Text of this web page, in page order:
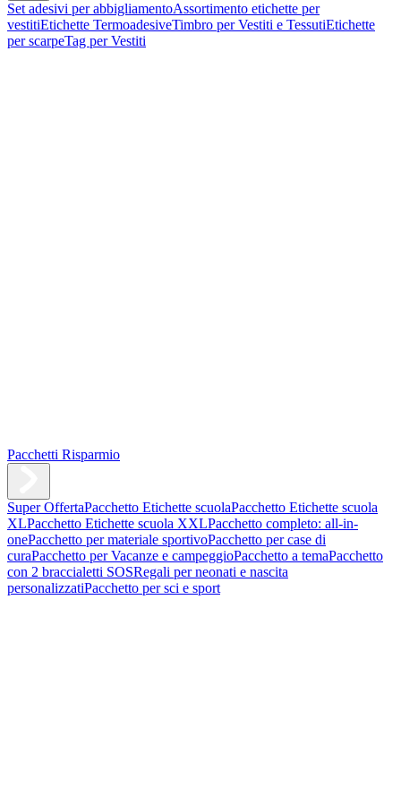
Set adesivi per abbigliamentoAssortimento etichette per
vestitiEtichette TermoadesiveTimbro per Vestiti e TessutiEtichette
per scarpeTag per Vestiti
Pacchetti Risparmio
Super OffertaPacchetto Etichette scuolaPacchetto Etichette scuola
XLPacchetto Etichette scuola XXLPacchetto completo: all-in-
onePacchetto per materiale sportivoPacchetto per case di
curaPacchetto per Vacanze e campeggioPacchetto a temaPacchetto
con 2 braccialetti SOSRegali per neonati e nascita
personalizzatiPacchetto per sci e sport